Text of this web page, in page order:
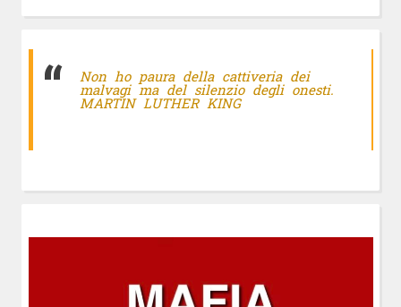
Non ho paura della cattiveria dei
malvagi ma del silenzio degli onesti.
MARTIN LUTHER KING